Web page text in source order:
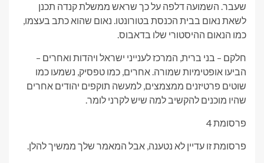
שעבר. השמועה דלפה על כך שראש ממשלת קנדה תכנן
לשאת נאום בבית הכנסת בטורונטו. נאום שהוא כתב בעצמו,
כמו הנאום ההיסטורי שלו בדאבוס.
חלקם – בני ברית, המרכז לענייני ישראל ויהדות ואחרים –
הביעו אופטימיות שמורה. אחרים, כמו טפסיק, נשמעו כמו
שוטים פרטיזנים ממצמצים, למעשה תוקפים יהודים אחרים
שהיו מוכנים להקשיב למה שיש לקרני לומר.
פרסומת 4
פרסומת זו עדיין לא נטענה, אבל המאמר שלך ממשיך להלן.